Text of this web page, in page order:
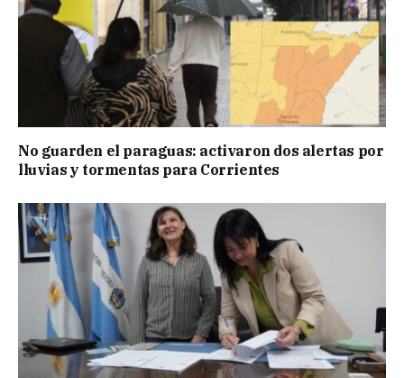
No guarden el paraguas: activaron dos alertas por
lluvias y tormentas para Corrientes